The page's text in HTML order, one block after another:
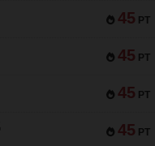
45 PT
45 PT
45 PT
45 PT